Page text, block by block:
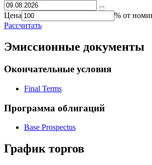
Цена
% от
Рассчитать
Эмиссионные документы
Окончательные условия
Final Terms
Программа облигаций
Base Prospectus
График торгов